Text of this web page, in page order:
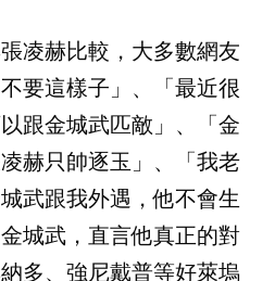
凌赫比較，大多數網友
要這樣子」、「最近很
跟金城武匹敵」、「金
赫只帥逐玉」、「我老
武跟我外遇，他不會生
城武，直言他真正的對
多、強尼戴普等好萊塢